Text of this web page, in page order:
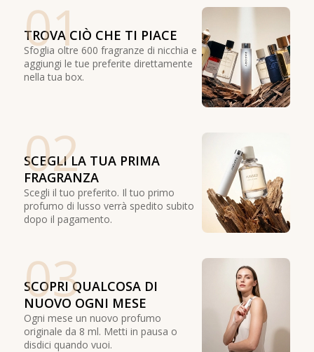
01
TROVA CIÒ CHE TI PIACE
Sfoglia oltre 600 fragranze di nicchia e
aggiungi le tue preferite direttamente
nella tua box.
02
SCEGLI LA TUA PRIMA
FRAGRANZA
Scegli il tuo preferito. Il tuo primo
profumo di lusso verrà spedito subito
dopo il pagamento.
03
SCOPRI QUALCOSA DI
NUOVO OGNI MESE
Ogni mese un nuovo profumo
originale da 8 ml. Metti in pausa o
disdici quando vuoi.